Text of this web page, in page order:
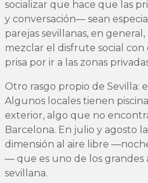
socializar que hace que las
y conversación— sean
parejas sevillanas, en
mezclar el disfrute social con
prisa por ir a las zonas
Otro rasgo propio de Sevilla:
Algunos locales tienen
exterior, algo que no
Barcelona. En julio y agosto
dimensión al aire libre
— que es uno de los grandes
sevillana.